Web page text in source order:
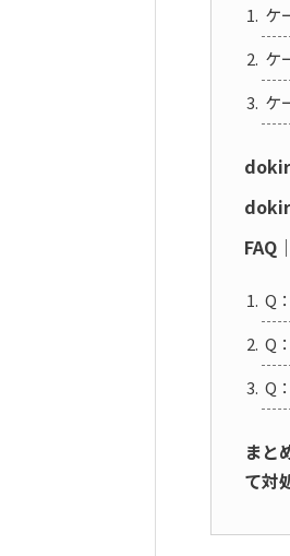
ケ
ケ
ケ
FAQ
Q
Q
Q
まと
て対